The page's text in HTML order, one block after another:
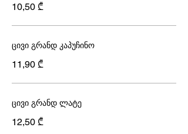
10,50 ₾
ცივი გრანდ კაპუჩინო
11,90 ₾
ცივი გრანდ ლატე
12,50 ₾